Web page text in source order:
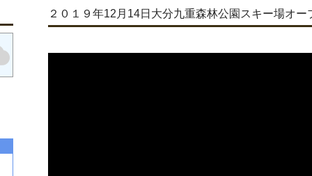
２０１９年12月14日大分九重森林公園スキー場オー